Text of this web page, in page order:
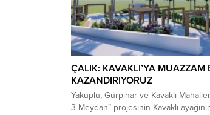
ÇALIK: KAVAKLI’YA MUAZZAM
KAZANDIRIYORUZ
Yakuplu, Gürpınar ve Kavaklı
3 Meydan” projesinin Kavaklı